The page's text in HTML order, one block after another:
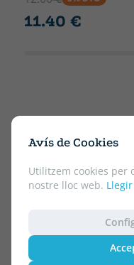
Avís de Cookies
Utilitzem cookies per
nostre lloc web.
11.40 €